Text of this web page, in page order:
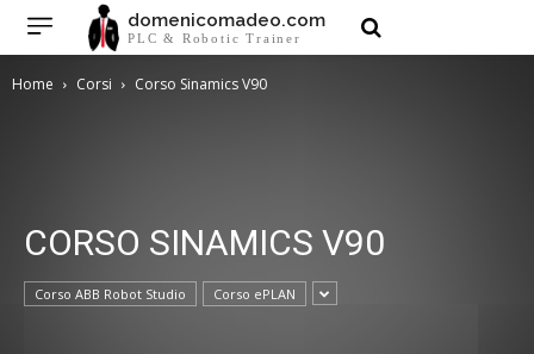
domenicomadeo.com
PLC & Robotic Trainer
Home Corsi Corso Sinamics V90
CORSO SINAMICS V90
Corso ABB Robot Studio Corso ePLAN